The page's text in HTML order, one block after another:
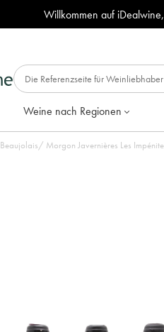
Willkommen auf iDealwine,
Weine nach Regionen
Beaujolais/